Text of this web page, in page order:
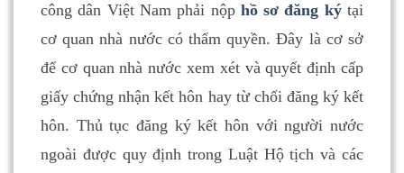
công dân Việt Nam phải nộp hồ sơ đăng kýtại
cơ quan nhà nước có thẩm quyền. Đây là cơ sở
để cơ quan nhà nước xem xét và quyết định cấp
giấy chứng nhận kết hôn hay từ chối đăng ký kết
hôn. Thủ tục đăng ký kết hôn với người nước
ngoài được quy định trong Luật Hộ tịch và các